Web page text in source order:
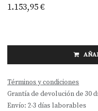
1.153,95€
Términos y condiciones
Grantía de devolución de 30
Envío: 2-3 días laborables